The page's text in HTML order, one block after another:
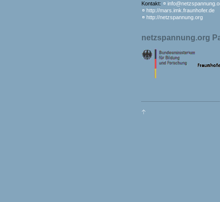
Kontakt:
http://mars.imk.fraunhofer.de
http://netzspannung.org
netzspannung.org